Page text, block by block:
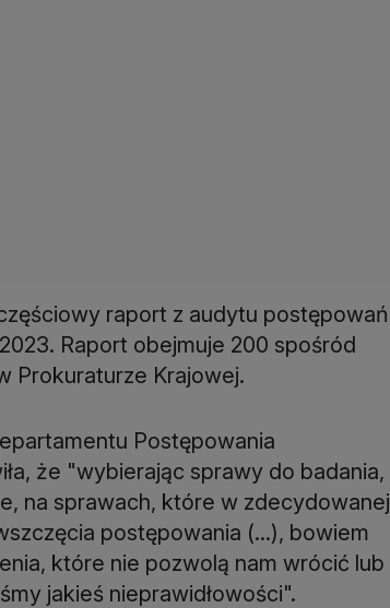
raport z audytu postępowań
Raport obejmuje 200 spośród
Prokuraturze Krajowej.
Postępowania
że "wybierając sprawy do badania,
na sprawach, które w zdecydowanej
postępowania (...), bowiem
które nie pozwolą nam wrócić lub
jakieś nieprawidłowości".